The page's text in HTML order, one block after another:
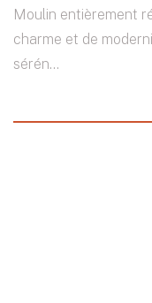
Moulin entièrement
charme et de
sérén...